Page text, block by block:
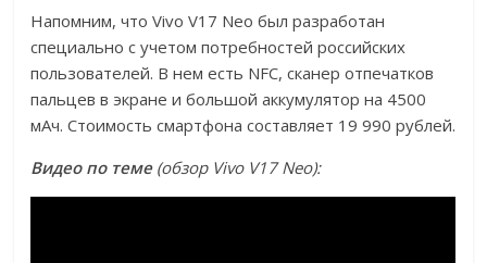
Напомним, что Vivo V17 Neo был разработан
специально с учетом потребностей российских
пользователей. В нем есть NFC, сканер отпечатков
пальцев в экране и большой аккумулятор на 4500
мАч. Стоимость смартфона составляет 19 990 рублей.
Видео по теме(обзор Vivo V17 Neo):